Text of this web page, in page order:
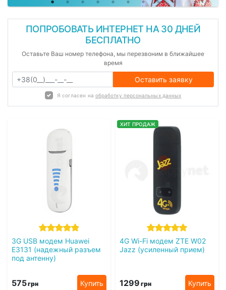
ПОПРОБОВАТЬ ИНТЕРНЕТ НА 30 ДНЕЙ
БЕСПЛАТНО
Оставьте Ваш номер телефона, мы перезвоним в ближайшее
время
Оставить заявку
Я согласен на обработку персональных данных
3G USB модем Huawei
E3131 (надежный разъем
под антенну)
575грн Купить
ХИТ ПРОДАЖ
4G Wi-Fi модем ZTE W02
Jazz (усиленный прием)
1299 грн Купить